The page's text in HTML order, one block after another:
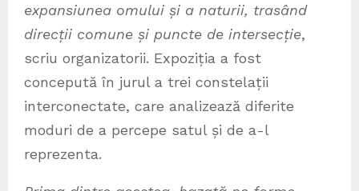
expansiunea omului și a naturii, trasând
direcții comune și puncte de intersecție,
scriu organizatorii. Expoziția a fost
concepută în jurul a trei constelații
interconectate, care analizează diferite
moduri de a percepe satul și de a-l
reprezenta.